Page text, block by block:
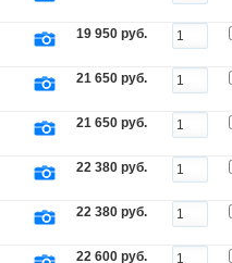
19 950 руб.
21 650 руб.
21 650 руб.
22 380 руб.
22 380 руб.
22 600 руб.